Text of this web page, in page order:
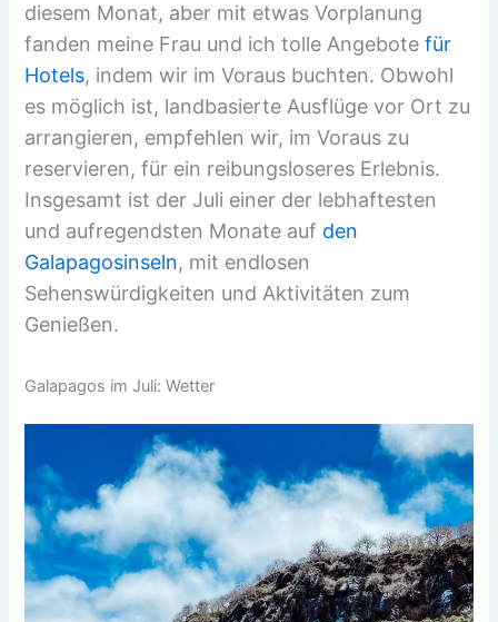
diesem Monat, aber mit etwas Vorplanung
fanden meine Frau und ich tolle Angebotefür
Hotels, indem wir im Voraus buchten. Obwohl
es möglich ist, landbasierte Ausflüge vor Ort zu
arrangieren, empfehlen wir, im Voraus zu
reservieren, für ein reibungsloseres Erlebnis.
Insgesamt ist der Juli einer der lebhaftesten
und aufregendsten Monate auf den
Galapagosinseln, mit endlosen
Sehenswürdigkeiten und Aktivitäten zum
Genießen.
Galapagos im Juli: Wetter